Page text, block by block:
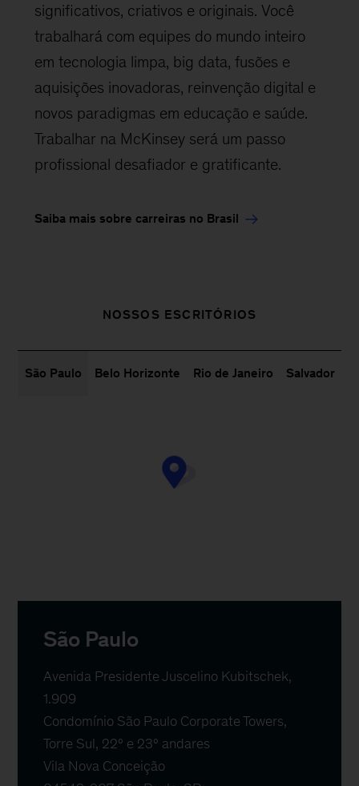
significativos, criativos e originais. Você
trabalhará com equipes do mundo inteiro
em tecnologia limpa, big data, fusões e
aquisições inovadoras, reinvenção digital e
novos paradigmas em educação e saúde.
Trabalhar na McKinsey será um passo
profissional desafiador e gratificante.
Saiba mais sobre carreiras no Brasil
NOSSOS ESCRITÓRIOS
São Paulo Belo Horizonte Rio de Janeiro Salvador
São Paulo
Avenida Presidente Juscelino Kubitschek,
1.909
Condomínio São Paulo Corporate Towers,
Torre Sul, 22º e 23º andares
Vila Nova Conceição